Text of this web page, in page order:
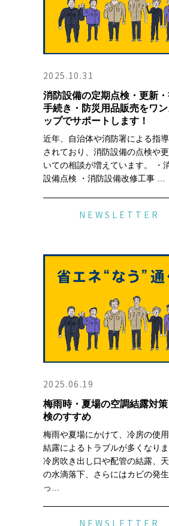
2025.10.31
消防設備の定期点検・更新
手続き・防災用品販売をワン
ップでサポートします！
近年、自治体や消防署による指
されており、消防設備の点検や
いての相談が増えています。 ・
設備点検 ・消防設備改修工事 …
NEWSLETTER
2025.06.19
梅雨時・夏場の空調結露対
検のすすめ
梅雨や夏場にかけて、冷房の使
結露によるトラブルが多くなりま
冷房吹き出し口や配管の結露、
の水滴落下、さらにはカビの発
っ…
NEWSLETTER